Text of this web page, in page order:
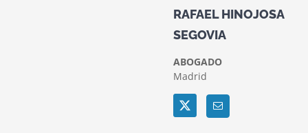
RAFAEL HINOJOSA
SEGOVIA
ABOGADO
Madrid
Twitter